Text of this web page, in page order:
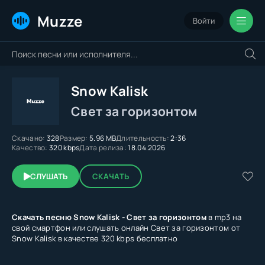
Muzze Войти
Snow Kalisk
Свет за горизонтом
Скачано: 328Размер: 5.96 MBДлительность:2:36
Качество: 320 kbpsДата релиза:18.04.2026
СЛУШАТЬ СКАЧАТЬ
Скачать песню Snow Kalisk - Свет за горизонтомв mp3 на
свой смартфон или слушать онлайн Свет за горизонтом от
Snow Kalisk в качестве 320 kbps бесплатно